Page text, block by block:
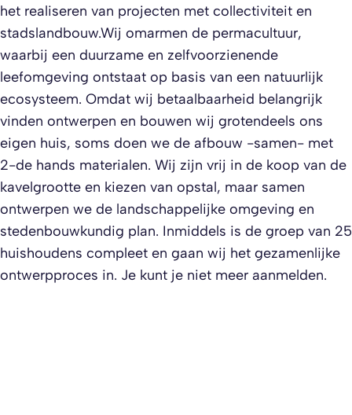
het realiseren van projecten met collectiviteit en
stadslandbouw.Wij omarmen de permacultuur,
waarbij een duurzame en zelfvoorzienende
leefomgeving ontstaat op basis van een natuurlijk
ecosysteem. Omdat wij betaalbaarheid belangrijk
vinden ontwerpen en bouwen wij grotendeels ons
eigen huis, soms doen we de afbouw -samen- met
2-de hands materialen. Wij zijn vrij in de koop van de
kavelgrootte en kiezen van opstal, maar samen
ontwerpen we de landschappelijke omgeving en
stedenbouwkundig plan. Inmiddels is de groep van 25
huishoudens compleet en gaan wij het gezamenlijke
ontwerpproces in. Je kunt je niet meer aanmelden.